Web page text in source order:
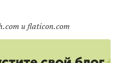
и flaticon.com